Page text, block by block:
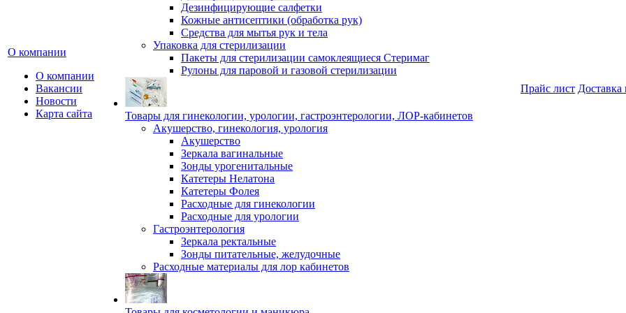
О компании
О компании
Вакансии
Новости
Карта сайта
Дезинфицирующие салфетки
Кожные антисептики (обработка рук)
Средства для мытья рук и тела
Упаковка для стерилизации
Пакеты для стерилизации самоклеящиеся Стеримаг
Рулоны для паровой и газовой стерилизации
Товары для гинекологии, урологии, гастроэнтерологии, ЛОР-кабинетов
Акушерство, гинекология, урология
Акушерство
Зеркала вагинальные
Зонды урогенитальные
Катетеры Нелатона
Катетеры Фолея
Расходные для гинекологии
Расходные для урологии
Гастроэнтерология
Зеркала ректальные
Зонды питательные, желудочные
Расходные материалы для лор кабинетов
Прайс лист Доставка